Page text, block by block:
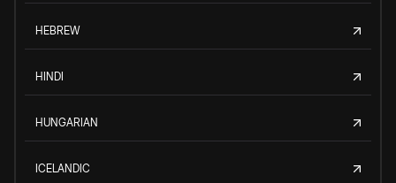
HEBREW
HINDI
HUNGARIAN
ICELANDIC